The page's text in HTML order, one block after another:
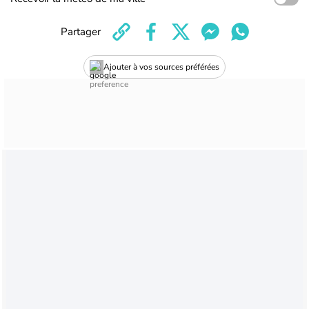
Ajouter à vos sources préférées
Partager